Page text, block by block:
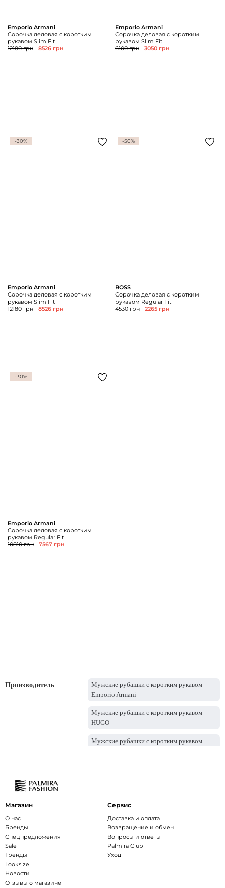
Emporio Armani
Сорочка деловая с коротким
рукавом Slim Fit
12180 грн
8526 грн
Emporio Armani
Сорочка деловая с коротким
рукавом Slim Fit
6100 грн
3050 грн
-30%
Emporio Armani
Сорочка деловая с коротким
рукавом Slim Fit
12180 грн
8526 грн
-50%
BOSS
Сорочка деловая с коротким
рукавом Regular Fit
4530 грн
2265 грн
-30%
Emporio Armani
Сорочка деловая с коротким
рукавом Regular Fit
10810 грн
7567 грн
Производитель
Мужские рубашки с коротким рукавом
Emporio Armani
Мужские рубашки с коротким рукавом
HUGO
Мужские рубашки с коротким рукавом
BOSS
Магазин
О нас
Бренды
Спецпредложения
Sale
Тренды
Looksize
Новости
Отзывы о магазине
Сервис
Доставка и оплата
Возвращение и обмен
Вопросы и ответы
Palmira Club
Уход